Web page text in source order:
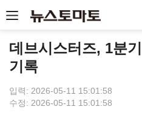
데브시스터즈, 1분
기록
입력: 2026-05-11 15:01:58
수정: 2026-05-11 15:01:58